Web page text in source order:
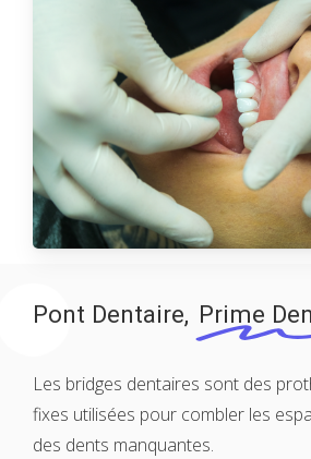
Pont Dentaire, Prime
Les bridges dentaires sont des
fixes utilisées pour combler les
des dents manquantes.